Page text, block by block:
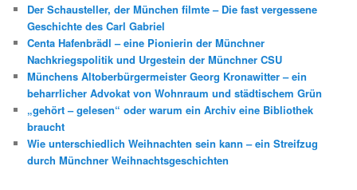
Der Schausteller, der München filmte – Die fast vergessene
Geschichte des Carl Gabriel
Centa Hafenbrädl – eine Pionierin der Münchner
Nachkriegspolitik und Urgestein der Münchner CSU
Münchens Altoberbürgermeister Georg Kronawitter – ein
beharrlicher Advokat von Wohnraum und städtischem Grün
„gehört – gelesen“ oder warum ein Archiv eine Bibliothek
braucht
Wie unterschiedlich Weihnachten sein kann – ein Streifzug
durch Münchner Weihnachtsgeschichten